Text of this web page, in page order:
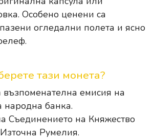
Особено ценени са
огледални полета и ясно
тази монета?
емисия на
народна банка.
Съединението на Княжество
Румелия.